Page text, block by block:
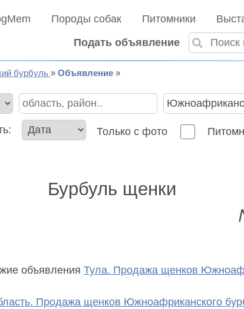
Породы собак Питомники
Подать объявление
бурбуль Объявление
Только с фото
Бурбуль щенки
объявления Тула. Продажа щенков
Продажа щенков Южноафриканского